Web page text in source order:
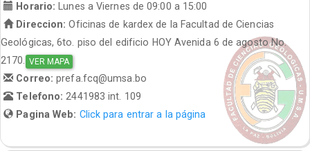
Horario: Lunes a Viernes de 09:00 a 15:00
Direccion: Oficinas de kardex de la Facultad de Ciencias
Geológicas, 6to. piso del edificio HOY Avenida 6 de agosto No.
2170. VER MAPA
Correo:prefa.fcq@umsa.bo
Telefono:2441983 int. 109
Pagina Web: Click para entrar a la página